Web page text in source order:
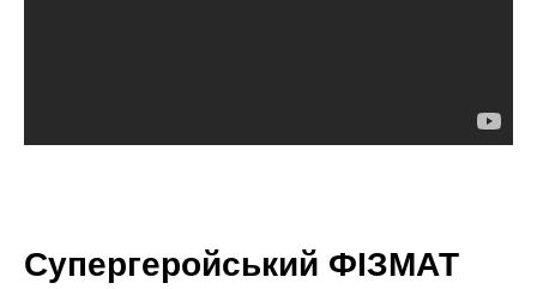
Супергеройський ФІЗМАТ